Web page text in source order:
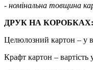
- номінальна товщина
ДРУК НА КОРОБКАХ:
Целюлозний картон – у
Крафт картон – вартість